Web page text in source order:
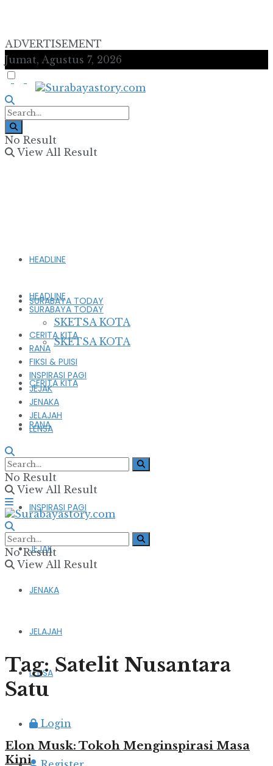
ADVERTISEMENT
Jumat, Agustus 7, 2026
No Result
View All Result
HEADLINE
SURABAYA TODAY
SKETSA KOTA
CERITA KITA
RANA
FIKSI & PUISI
INSPIRASI PAGI
JEJAK
JENAKA
JELAJAH
LENSA
Login
HEADLINE
SURABAYA TODAY
SKETSA KOTA
CERITA KITA
RANA
FIKSI & PUISI
INSPIRASI PAGI
JEJAK
JENAKA
JELAJAH
LENSA
No Result
View All Result
No Result
View All Result
Tag:Satelit Nusantara
Satu
Elon Musk: Tokoh Menginspirasi Masa
Kini